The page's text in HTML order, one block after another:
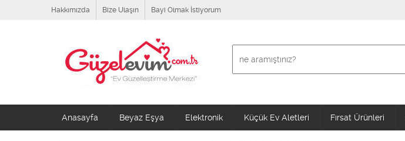
Hakkımızda Bize Ulaşın Bayi Olmak İstiyorum
Anasayfa Beyaz Eşya Elektronik Küçük Ev Aletleri Fırsat Ürünleri